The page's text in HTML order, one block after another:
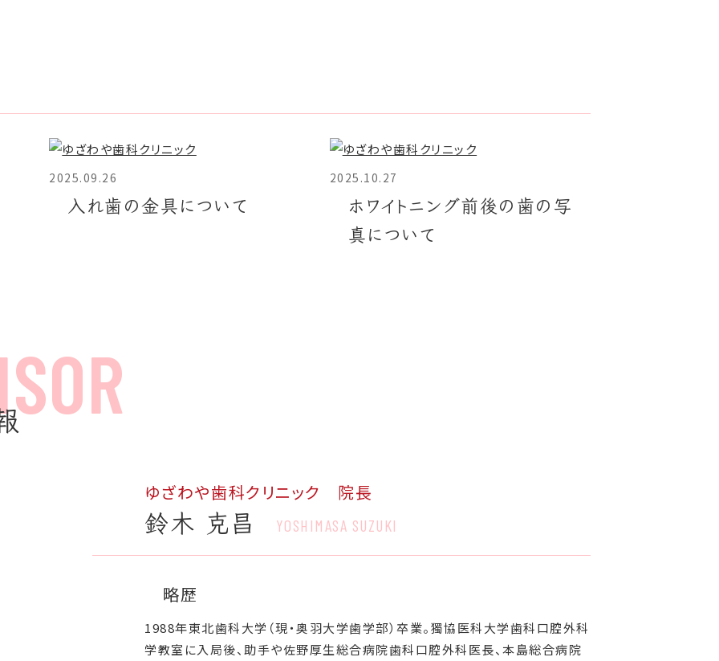
2025.09.26
入れ歯の金具について
2025.10.27
ホワイトニング前後の歯の写
真について
ゆざわや歯科クリニック 院長
鈴木 克昌 YOSHIMASA SUZUKI
略歴
1988年東北歯科大学（現・奥羽大学歯学部）卒業。獨協医科大学歯科口腔外科
学教室に入局後、助手や佐野厚生総合病院歯科口腔外科医長、本島総合病院